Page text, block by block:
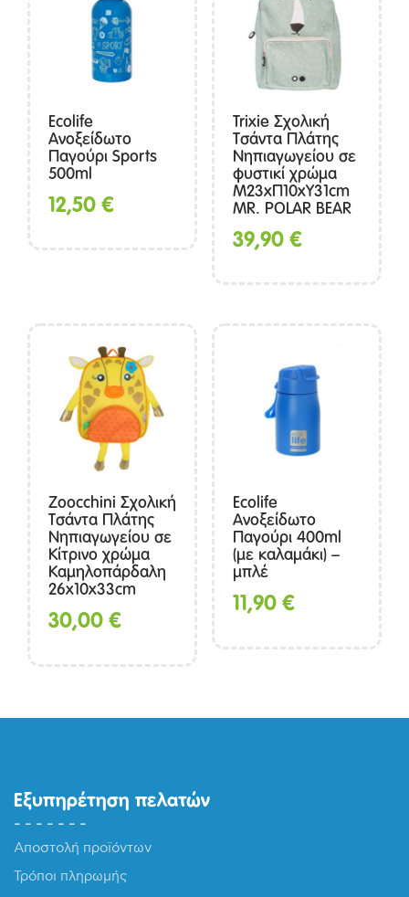
Ecolife
Ανοξείδωτο
Παγούρι Sports
500ml
12,50€
Trixie Σχολική
Τσάντα Πλάτης
Νηπιαγωγείου σε
φυστικί χρώμα
Μ23xΠ10xΥ31cm
MR. POLAR BEAR
39,90€
Zoocchini Σχολική
Τσάντα Πλάτης
Νηπιαγωγείου σε
Κίτρινο χρώμα
Καμηλοπάρδαλη
26x10x33cm
30,00€
Ecolife
Ανοξείδωτο
Παγούρι 400ml
(με καλαμάκι) –
μπλέ
11,90€
Εξυπηρέτηση πελατών
Αποστολή προϊόντων
Τρόποι πληρωμής